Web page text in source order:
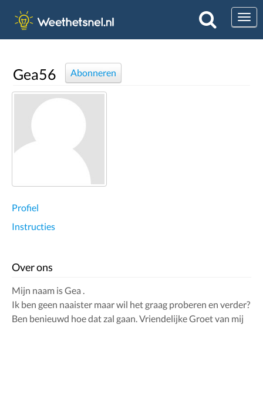
Gea56 Abonneren
Profiel
Instructies
Over ons
Mijn naam is Gea .
Ik ben geen naaister maar wil het graag proberen en verder?
Ben benieuwd hoe dat zal gaan. Vriendelijke Groet van mij